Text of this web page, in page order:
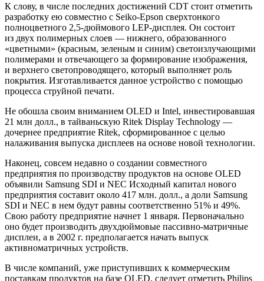
К слову, в числе последних достижений CDT стоит отметить
разработку ею совместно с Seiko-Epson сверхтонкого
полноцветного 2,5-дюймового LEP-дисплея. Он состоит
из двух полимерных слоев — нижнего, образованного
«цветными» (красным, зеленым и синим) светоизлучающими
полимерами и отвечающего за формирование изображения,
и верхнего светопроводящего, который выполняет роль
покрытия. Изготавливается данное устройство с помощью
процесса струйной печати.
Не обошла своим вниманием OLED и Intel, инвестировавшая
21 млн долл., в тайваньскую Ritek Display Technology —
дочернее предприятие Ritek, сформированное с целью
налаживания выпуска дисплеев на основе новой технологии.
Наконец, совсем недавно о создании совместного
предприятия по производству продуктов на основе OLED
объявили Samsung SDI и NEC Исходный капитал нового
предприятия составит около 417 млн. долл., а доли Samsung
SDI и NEC в нем будут равны соответственно 51% и 49%.
Свою работу предприятие начнет 1 января. Первоначально
оно будет производить двухдюймовые пассивно-матричные
дисплеи, а в 2002 г. предполагается начать выпуск
активноматричных устройств.
В числе компаний, уже приступивших к коммерческим
поставкам продуктов на базе OLED, следует отметить Philips